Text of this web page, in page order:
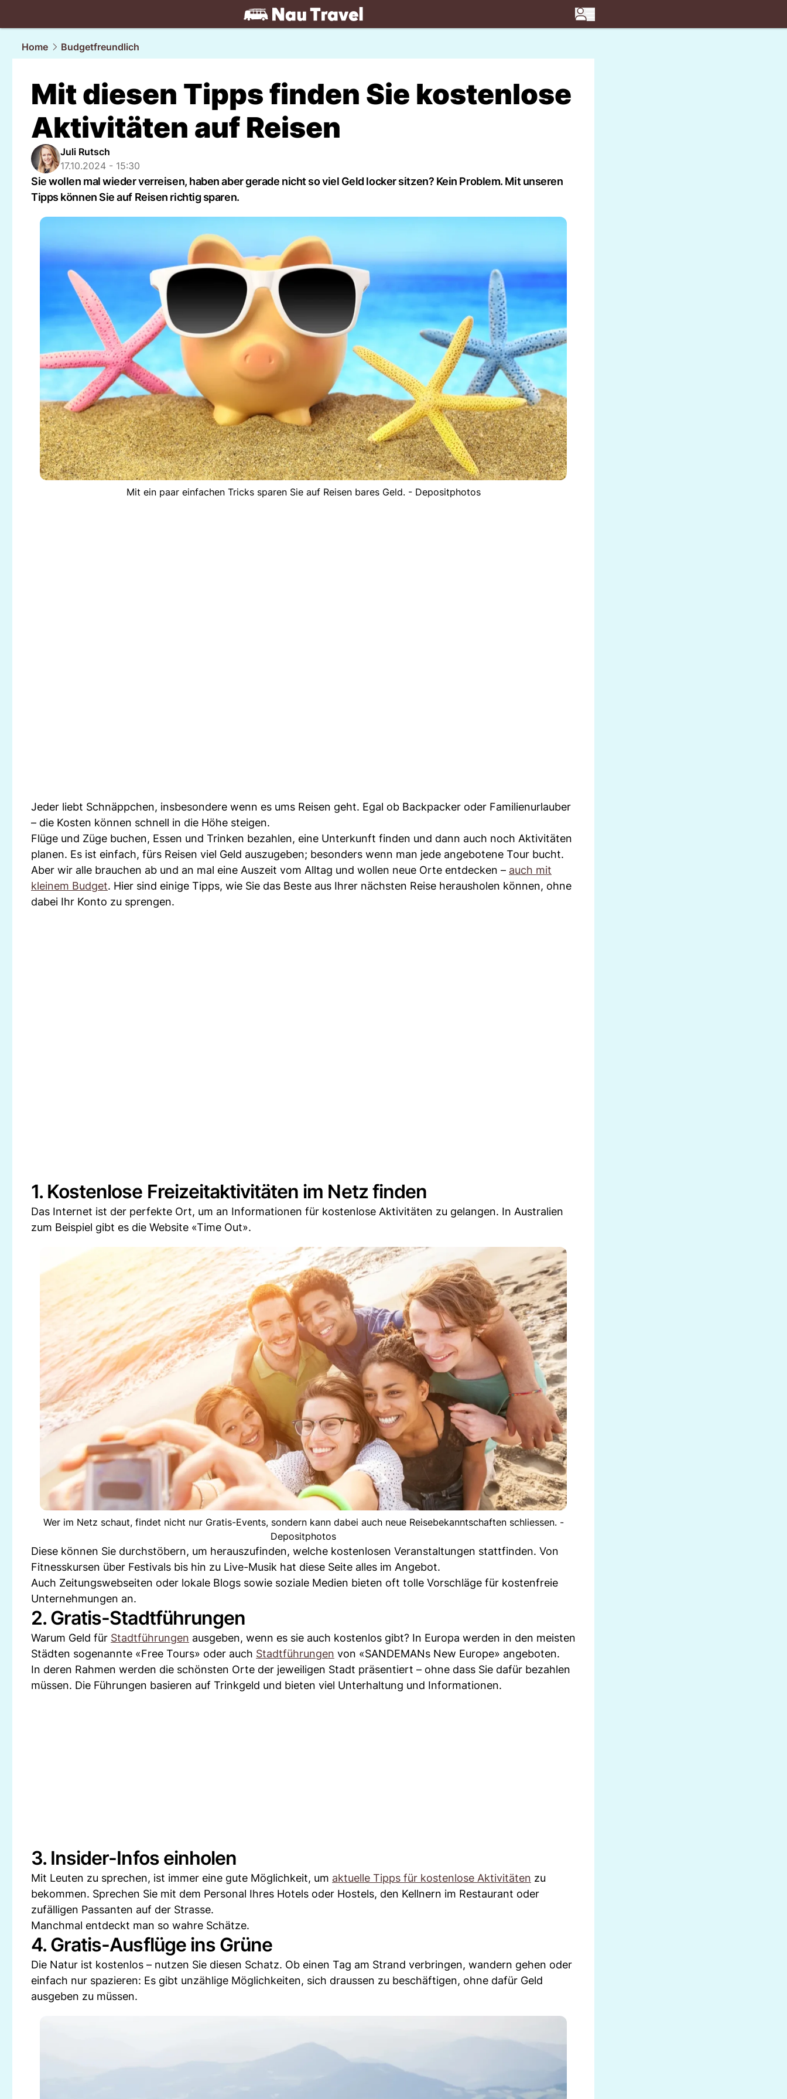
travel.NAU.ch
Home
Budgetfreundlich
Mit diesen Tipps finden Sie kostenlose
Aktivitäten auf Reisen
Juli Rutsch
17.10.2024 - 15:30
Sie wollen mal wieder verreisen, haben aber gerade nicht so viel Geld locker sitzen? Kein Problem. Mit unseren
Tipps können Sie auf Reisen richtig sparen.
Mit ein paar einfachen Tricks sparen Sie auf Reisen bares Geld. - Depositphotos
Jeder liebt Schnäppchen, insbesondere wenn es ums Reisen geht. Egal ob Backpacker oder Familienurlauber
– die Kosten können schnell in die Höhe steigen.
Flüge und Züge buchen, Essen und Trinken bezahlen, eine Unterkunft finden und dann auch noch Aktivitäten
planen. Es ist einfach, fürs Reisen viel Geld auszugeben; besonders wenn man jede angebotene Tour bucht.
Aber wir alle brauchen ab und an mal eine Auszeit vom Alltag und wollen neue Orte entdecken – auch mit
kleinem Budget. Hier sind einige Tipps, wie Sie das Beste aus Ihrer nächsten Reise herausholen können, ohne
dabei Ihr Konto zu sprengen.
1. Kostenlose Freizeitaktivitäten im Netz finden
Das Internet ist der perfekte Ort, um an Informationen für kostenlose Aktivitäten zu gelangen. In Australien
zum Beispiel gibt es die Website «Time Out».
Wer im Netz schaut, findet nicht nur Gratis-Events, sondern kann dabei auch neue Reisebekanntschaften schliessen. -
Depositphotos
Diese können Sie durchstöbern, um herauszufinden, welche kostenlosen Veranstaltungen stattfinden. Von
Fitnesskursen über Festivals bis hin zu Live-Musik hat diese Seite alles im Angebot.
Auch Zeitungswebseiten oder lokale Blogs sowie soziale Medien bieten oft tolle Vorschläge für kostenfreie
Unternehmungen an.
2. Gratis-Stadtführungen
Warum Geld für Stadtführungen ausgeben, wenn es sie auch kostenlos gibt? In Europa werden in den meisten
Städten sogenannte «Free Tours» oder auch Stadtführungen von «SANDEMANs New Europe» angeboten.
In deren Rahmen werden die schönsten Orte der jeweiligen Stadt präsentiert – ohne dass Sie dafür bezahlen
müssen. Die Führungen basieren auf Trinkgeld und bieten viel Unterhaltung und Informationen.
3. Insider-Infos einholen
Mit Leuten zu sprechen, ist immer eine gute Möglichkeit, um aktuelle Tipps für kostenlose Aktivitäten zu
bekommen. Sprechen Sie mit dem Personal Ihres Hotels oder Hostels, den Kellnern im Restaurant oder
zufälligen Passanten auf der Strasse.
Manchmal entdeckt man so wahre Schätze.
4. Gratis-Ausflüge ins Grüne
Die Natur ist kostenlos – nutzen Sie diesen Schatz. Ob einen Tag am Strand verbringen, wandern gehen oder
einfach nur spazieren: Es gibt unzählige Möglichkeiten, sich draussen zu beschäftigen, ohne dafür Geld
ausgeben zu müssen.